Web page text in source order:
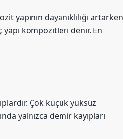
yapının dayanıklılığı artarken
yapı kompozitleri denir. En
Çok küçük yüksüz
yalnızca demir kayıpları